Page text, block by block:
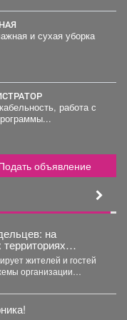
и сухая уборка
работа с
объявление
на
стоянки.
жителей и гостей
организации